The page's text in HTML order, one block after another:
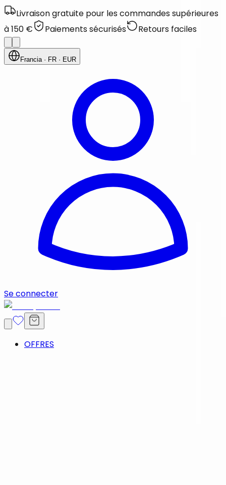
Livraison gratuite pour les commandes supérieures
à 150 €
Paiements sécurisés Retours faciles
Francia· FR · EUR
Se connecter
OFFRES